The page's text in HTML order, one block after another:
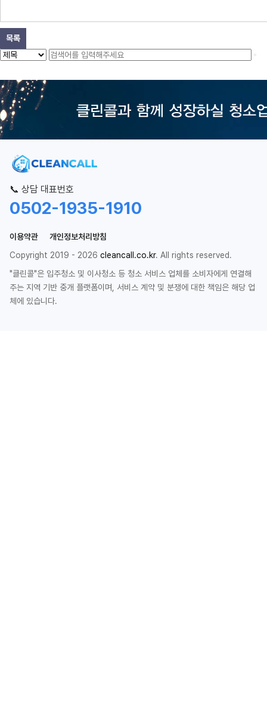
목록
📞 상담 대표번호
0502-1935-1910
이용약관
개인정보처리방침
Copyright 2019 - 2026 cleancall.co.kr. All rights reserved.
"클린콜"은 입주청소 및 이사청소 등 청소 서비스 업체를 소비자에게 연결해
주는 지역 기반 중개 플랫폼이며, 서비스 계약 및 분쟁에 대한 책임은 해당 업
체에 있습니다.